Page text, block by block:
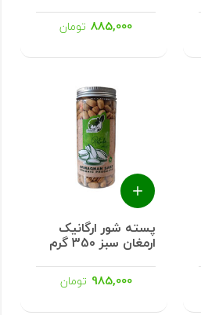
885,000 تومان
پسته شور ارگانیک
ارمغان سبز 350 گرم
985,000 تومان